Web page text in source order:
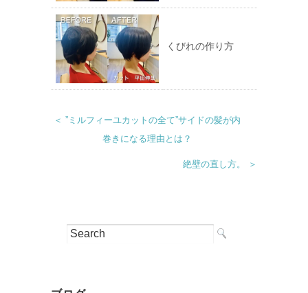
くびれの作り方
＜ ”ミルフィーユカットの全て”サイドの髪が内
巻きになる理由とは？
絶壁の直し方。 ＞